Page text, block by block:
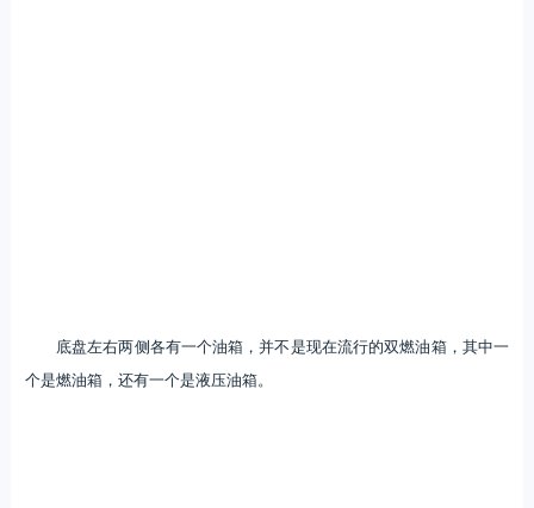
底盘左右两侧各有一个油箱，并不是现在流行的双燃油箱，其中一
个是燃油箱，还有一个是液压油箱。